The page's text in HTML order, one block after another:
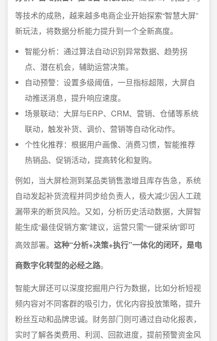
等技术的成熟，越来越多电商企业开始探索“智慧大屏”
新玩法，将数据分析能力提升到一个全新高度。
智能分析：通过算法自动识别异常数据、趋势拐
点、潜在机会，辅助运营决策。
自动预警：设置多级阈值，一旦指标超限，大屏自
动推送消息，提升响应速度。
场景联动：大屏与ERP、CRM、营销、仓储等系统
联动，触发补货、调价、营销等自动化动作。
个性化推荐：根据用户画像、消费习惯，智能推荐
热销品、促销活动，提高转化和复购。
例如，当大屏检测到某品类销售激增且库存告急，系统
自动发起补货流程并同步给负责人，极大减少因人工疏
漏带来的断货风险。又如，分析历史活动数据，大屏智
能生成“最佳促销方案”建议，运营只需“一键采纳”即可
高效部署。 这种“分析+决策+执行”一体化的闭环，是电
商数字化转型的必经之路。
智能大屏还可以深度挖掘用户行为数据，比如分析短视
频内容对不同客群的吸引力，优化内容投放策略，提升
粉丝互动和品牌忠诚。财务部门则可通过自动化报表，
实时了解各类费用、利润、回款进度，提前预警资金风